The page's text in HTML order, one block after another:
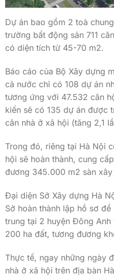
Dự án bao gồm 2 toà
trường bất động sản 711
có diện tích từ 45-70 m2.
Báo cáo của Bộ Xây dựng
cả nước chỉ có 108 dự án
tương ứng với 47.532 căn
kiến sẽ có 135 dự án được
căn nhà ở xã hội (tăng 2,1
Trong đó, riêng tại Hà Nội
hội sẽ hoàn thành, cung
đương 345.000 m2 sàn
Đại diện Sở Xây dựng Hà
Sở hoàn thành lập hồ sơ
trung tại 2 huyện Đông
200 ha đất, tương đương
Thực tế, ngay những ngày
nhà ở xã hội trên địa bàn